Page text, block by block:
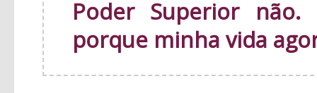
Poder Superior
porque minha vida